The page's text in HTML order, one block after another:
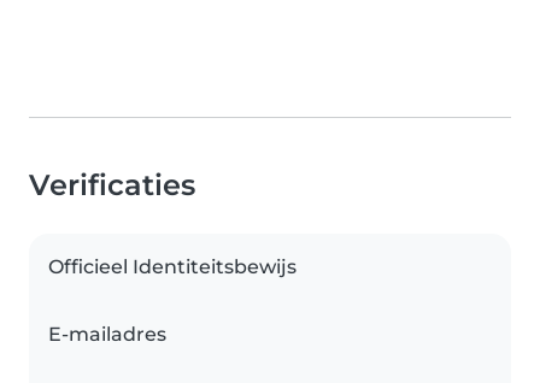
Verificaties
Officieel Identiteitsbewijs
E-mailadres